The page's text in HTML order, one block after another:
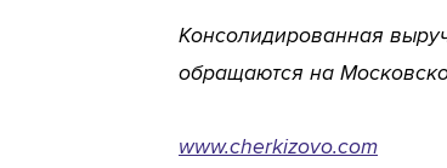
Консолидированная
обращаются на
www.cherkizovo.com